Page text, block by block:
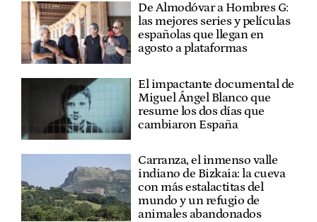
De Almodóvar a Hombres G:
las mejores series y películas
españolas que llegan en
agosto a plataformas
El impactante documental de
Miguel Ángel Blanco que
resume los dos días que
cambiaron España
Carranza, el inmenso valle
indiano de Bizkaia: la cueva
con más estalactitas del
mundo y un refugio de
animales abandonados